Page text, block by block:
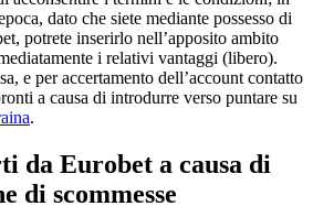
dato che siete mediante possesso di
potrete inserirlo nell’apposito ambito
i relativi vantaggi (libero).
e per accertamento dell’account contatto
a causa di introdurre verso puntare su
.
da Eurobet a causa di
di scommesse